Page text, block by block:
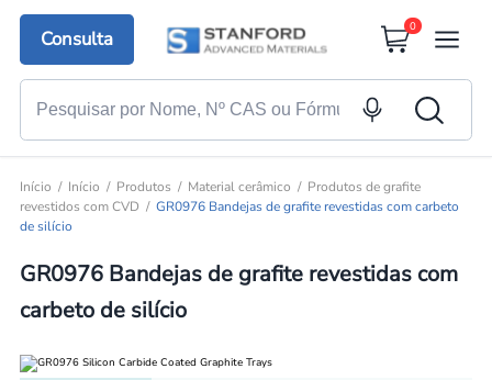
Consulta
0
Início Início Produtos Material cerâmico
Produtos de grafite
revestidos com CVD
GR0976 Bandejas de grafite revestidas com carbeto
de silício
GR0976 Bandejas de grafite revestidas com
carbeto de silício